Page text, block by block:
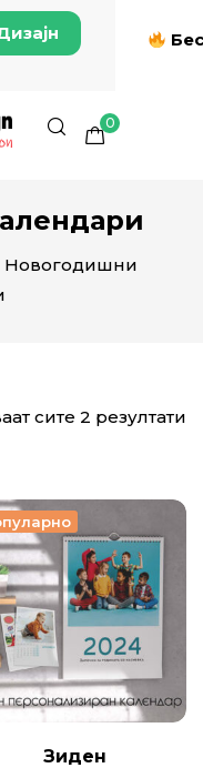
0
Новогодишни
сите 2 резултати
Зиден